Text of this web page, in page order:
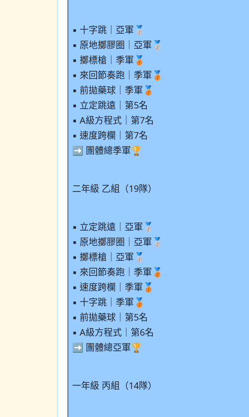
▪ 十字跳｜亞軍🥈
▪ 原地擲膠圈｜亞軍🥈
▪ 擲標槍｜季軍🥉
▪ 來回節奏跑｜季軍🥉
▪ 前拋藥球｜季軍🥉
▪ 立定跳遠｜第5名
▪ A級方程式｜第7名
▪ 速度跨欄｜第7名
➡️ 團體總季軍🏆
二年級 乙組（19隊）
▪ 立定跳遠｜亞軍🥈
▪ 原地擲膠圈｜亞軍🥈
▪ 擲標槍｜亞軍🥈
▪ 來回節奏跑｜季軍🥉
▪ 速度跨欄｜季軍🥉
▪ 十字跳｜季軍🥉
▪ 前拋藥球｜第5名
▪ A級方程式｜第6名
➡️ 團體總亞軍🏆
一年級 丙組（14隊）